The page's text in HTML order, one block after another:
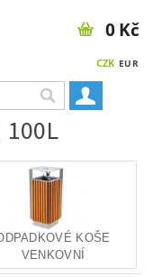
CZK EUR
0 Kč
100L
KOŠE
VENKOVNÍ